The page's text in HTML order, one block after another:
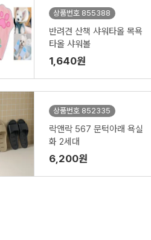
상품번호 855388
반려견 산책 샤워타올 목욕
타올 샤워볼
1,640원
상품번호 852335
락앤락 567 문턱아래 욕실
화 2세대
6,200원